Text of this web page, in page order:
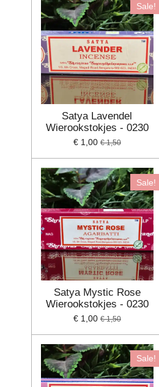
Sale!
Satya Lavendel
Wierookstokjes - 0230
€ 1,00 € 1,50
Sale!
Satya Mystic Rose
Wierookstokjes - 0230
€ 1,00 € 1,50
Sale!